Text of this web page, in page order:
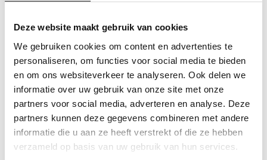
Deze website maakt gebruik van cookies
We gebruiken cookies om content en advertenties te
personaliseren, om functies voor social media te bieden
en om ons websiteverkeer te analyseren. Ook delen we
informatie over uw gebruik van onze site met onze
partners voor social media, adverteren en analyse. Deze
partners kunnen deze gegevens combineren met andere
informatie die u aan ze heeft verstrekt of die ze hebben
verzameld op basis van uw gebruik van hun services.
werk gekoppeld is, hoe kleiner de kans dat er geld op
basis van een onjuiste copyrightverdeling afgerekend
wordt
Het gaat om minder dan 2% van het geld dat
BumaStemra jaarlijks aan rechthebbenden uitkeert
Ook gaat het om een groot aantal werken met (zeer)
lage waarde. Zonder deze nieuwe manier van
uitbetalen zou er geen één-op-één uitkering aan de
rechthebbenden van de deze werken zijn
Incasseren we geld dat hoort bij muziek waar nog geen